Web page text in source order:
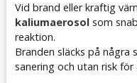
Vid brand eller kraftig
kaliumaerosol som
reaktion.
Branden släcks på några
sanering och utan risk